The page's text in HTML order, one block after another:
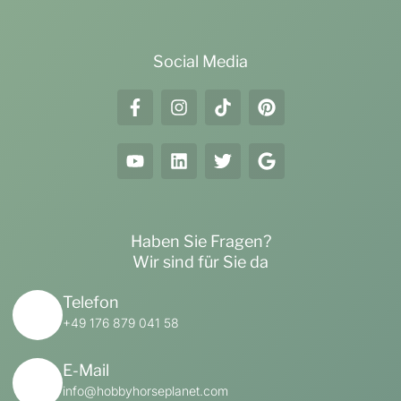
Social Media
Haben Sie Fragen?
Wir sind für Sie da
Telefon
+49 176 879 041 58
E-Mail
info@hobbyhorseplanet.com